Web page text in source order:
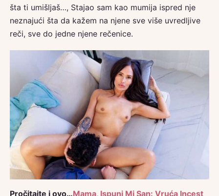
šta ti umišljaš…, Stajao sam kao mumija ispred nje
neznajući šta da kažem na njene sve više uvredljive
reči, sve do jedne njene rečenice.
Pročitajte i ovo…Mama, Ispuni Mi San: Vruća Incest